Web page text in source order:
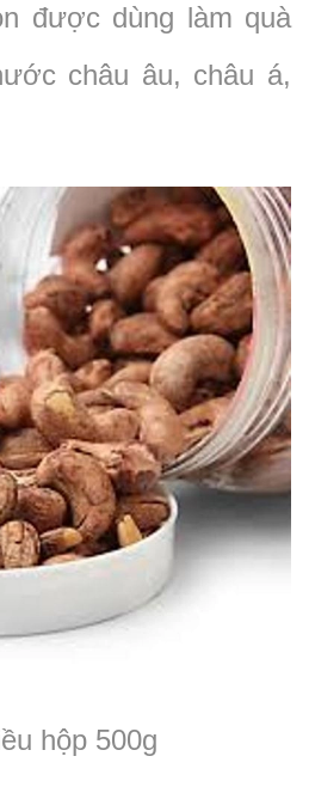
được dùng làm quà
châu âu, châu á,
hộp 500g